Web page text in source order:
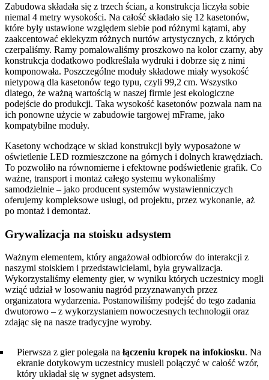
Zabudowa składała się z trzech ścian, a konstrukcja liczyła sobie
niemal 4 metry wysokości. Na całość składało się 12 kasetonów,
które były ustawione względem siebie pod różnymi kątami, aby
zaakcentować eklekyzm różnych nurtów artystycznych, z których
czerpaliśmy. Ramy pomalowaliśmy proszkowo na kolor czarny, aby
konstrukcja dodatkowo podkreślała wydruki i dobrze się z nimi
komponowała. Poszczególne moduły składowe miały wysokość
nietypową dla kasetonów tego typu, czyli 99,2 cm. Wszystko
dlatego, że ważną wartością w naszej firmie jest ekologiczne
podejście do produkcji. Taka wysokość kasetonów pozwala nam na
ich ponowne użycie w zabudowie targowej mFrame, jako
kompatybilne moduły.
Kasetony wchodzące w skład konstrukcji były wyposażone w
oświetlenie LED rozmieszczone na górnych i dolnych krawędziach.
To pozwoliło na równomierne i efektowne podświetlenie grafik. Co
ważne, transport i montaż całego systemu wykonaliśmy
samodzielnie – jako producent systemów wystawienniczych
oferujemy kompleksowe usługi, od projektu, przez wykonanie, aż
po montaż i demontaż.
Grywalizacja na stoisku adsystem
Ważnym elementem, który angażował odbiorców do interakcji z
naszymi stoiskiem i przedstawicielami, była grywalizacja.
Wykorzystaliśmy elementy gier, w wyniku których uczestnicy mogli
wziąć udział w losowaniu nagród przyznawanych przez
organizatora wydarzenia. Postanowiliśmy podejść do tego zadania
dwutorowo – z wykorzystaniem nowoczesnych technologii oraz
zdając się na nasze tradycyjne wyroby.
Pierwsza z gier polegała na łączeniu kropek na infokiosku. Na
ekranie dotykowym uczestnicy musieli połączyć w całość wzór,
który układał się w sygnet adsystem.